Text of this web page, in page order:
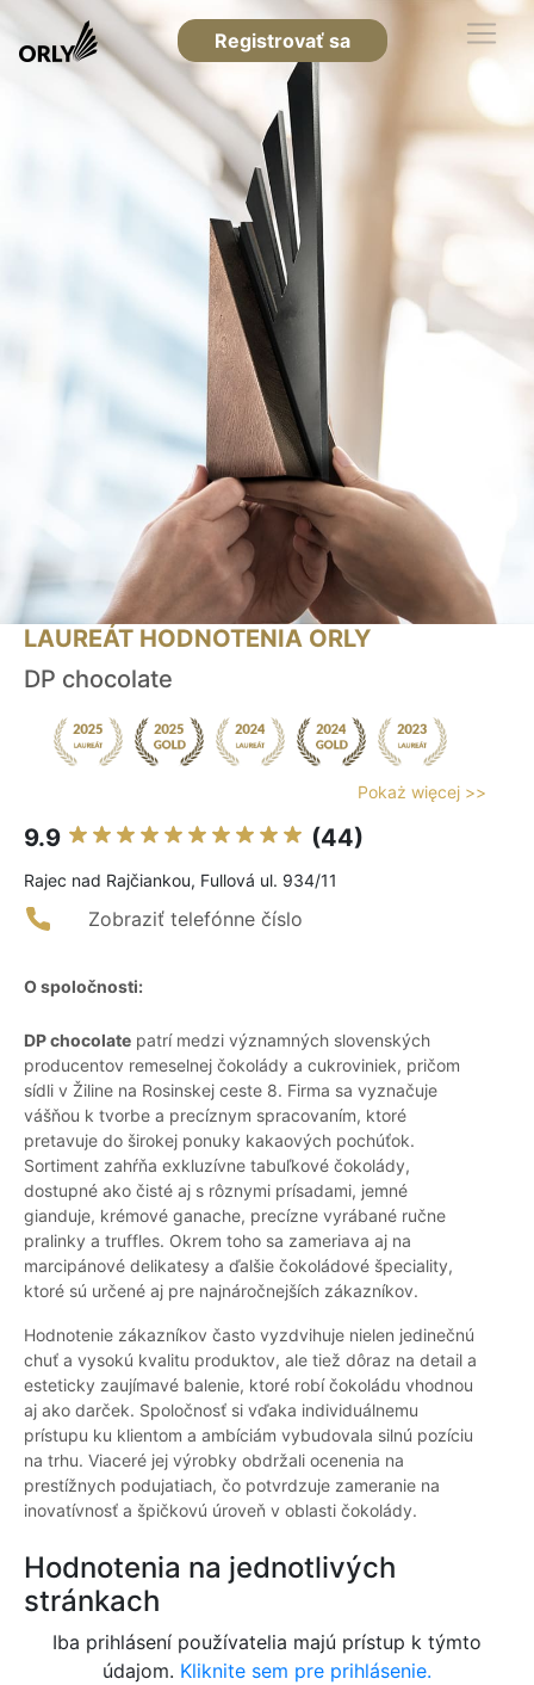
Registrovať sa
LAUREÁT HODNOTENIA ORLY
DP chocolate
Pokaż więcej >>
9.9 (44)
Rajec nad Rajčiankou, Fullová ul. 934/11
Zobraziť telefónne číslo
O spoločnosti:
DP chocolate patrí medzi významných slovenských
producentov remeselnej čokolády a cukroviniek, pričom
sídli v Žiline na Rosinskej ceste 8. Firma sa vyznačuje
vášňou k tvorbe a precíznym spracovaním, ktoré
pretavuje do širokej ponuky kakaových pochúťok.
Sortiment zahŕňa exkluzívne tabuľkové čokolády,
dostupné ako čisté aj s rôznymi prísadami, jemné
gianduje, krémové ganache, precízne vyrábané ručne
pralinky a truffles. Okrem toho sa zameriava aj na
marcipánové delikatesy a ďalšie čokoládové špeciality,
ktoré sú určené aj pre najnáročnejších zákazníkov.
Hodnotenie zákazníkov často vyzdvihuje nielen jedinečnú
chuť a vysokú kvalitu produktov, ale tiež dôraz na detail a
esteticky zaujímavé balenie, ktoré robí čokoládu vhodnou
aj ako darček. Spoločnosť si vďaka individuálnemu
prístupu ku klientom a ambíciám vybudovala silnú pozíciu
na trhu. Viaceré jej výrobky obdržali ocenenia na
prestížnych podujatiach, čo potvrdzuje zameranie na
inovatívnosť a špičkovú úroveň v oblasti čokolády.
Hodnotenia na jednotlivých
stránkach
Iba prihlásení používatelia majú prístup k týmto
údajom. Kliknite sem pre prihlásenie.